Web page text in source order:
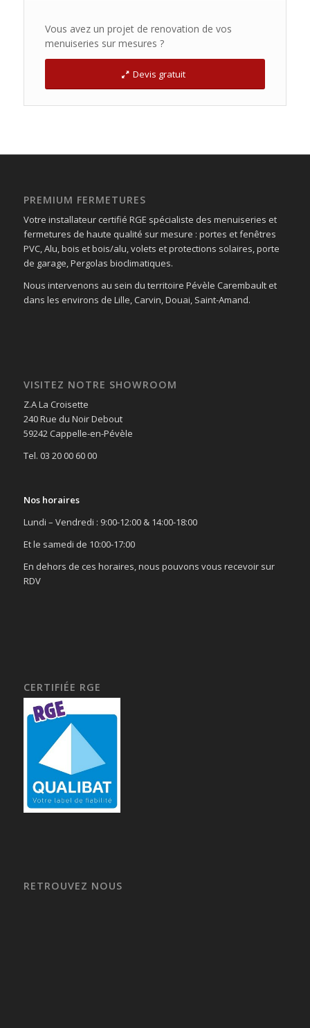
Vous avez un projet de renovation de vos
menuiseries sur mesures ?
Devis gratuit
PREMIUM FERMETURES
Votre installateur certifié RGE spécialiste des menuiseries et
fermetures de haute qualité sur mesure : portes et fenêtres
PVC, Alu, bois et bois/alu, volets et protections solaires, porte
de garage, Pergolas bioclimatiques.
Nous intervenons au sein du territoire Pévèle Carembault et
dans les environs de Lille, Carvin, Douai, Saint-Amand.
VISITEZ NOTRE SHOWROOM
Z.A La Croisette
240 Rue du Noir Debout
59242 Cappelle-en-Pévèle
Tel. 03 20 00 60 00
Nos horaires
Lundi – Vendredi : 9:00-12:00 & 14:00-18:00
Et le samedi de 10:00-17:00
En dehors de ces horaires, nous pouvons vous recevoir sur
RDV
CERTIFIÉE RGE
RETROUVEZ NOUS